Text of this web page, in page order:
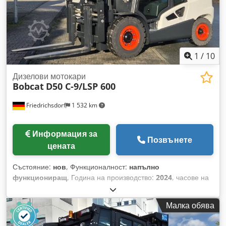
1 / 10
Friedrichsdorf 1 532 km
Дизелови мотокари
Bobcat D50 C-9/LSP 600
Информация за
цената
Позвънете
Състояние: нов, Функционалност: напълно
функциониращ, Година на производство: 2024, часове на
, товароносимост:
повдигане:5 025 мм, свободно повдигане:1 130 мм, тип
гориво:дизел, тип мачта:триплекс
, строителна височина:
2 470 мм, мощност:55 kW (74,78 к.с.), ширина на
Малка обява